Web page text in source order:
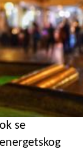
se